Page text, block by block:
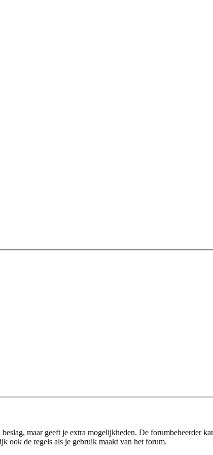
maar geeft je extra mogelijkheden. De forumbeheerder
ook de regels als je gebruik maakt van het forum.